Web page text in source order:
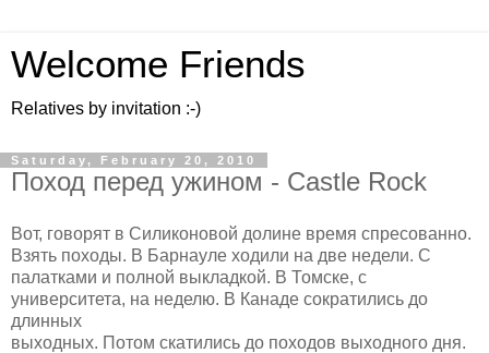
Welcome Friends
Relatives by invitation :-)
Saturday, February 20, 2010
Поход перед ужином - Castle Rock
Вот, говорят в Силиконовой долине время спресованно.
Взять походы. В Барнауле ходили на две недели. С
палатками и полной выкладкой. В Томске, с
университета, на неделю. В Канаде сократились до
длинных
выходных. Потом скатились до походов выходного дня.